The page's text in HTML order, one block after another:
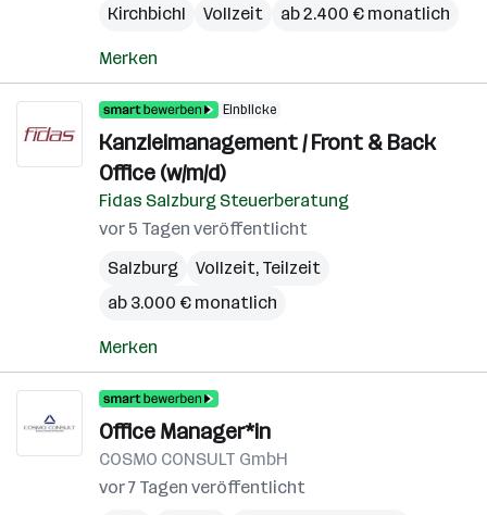
Kirchbichl
Vollzeit ab 2.400 € monatlich
Merken
Einblicke
Kanzleimanagement / Front & Back
Office (w/m/d)
Fidas Salzburg Steuerberatung
vor 5 Tagen veröffentlicht
Salzburg
Vollzeit, Teilzeit
ab 3.000 € monatlich
Merken
Office Manager*in
COSMO CONSULT GmbH
vor 7 Tagen veröffentlicht